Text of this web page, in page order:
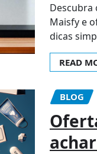
Descubra
Maisfy e
dicas
READ
BLOG